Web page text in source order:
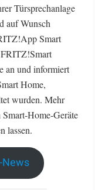
Türsprechanlage
auf Wunsch
Smart
FRITZ!Smart
an und informiert
Home,
wurden. Mehr
Home-Geräte
lassen.